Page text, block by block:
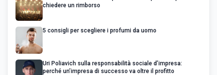
chiedere un rimborso
5 consigli per scegliere i profumi da uomo
Uri Poliavich sulla responsabilità sociale d’impresa:
perché un’impresa di successo va oltre il profitto